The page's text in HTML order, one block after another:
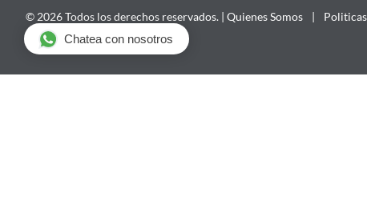
© 2026 Todos los derechos reservados. | Quienes Somos |
Chatea con nosotros